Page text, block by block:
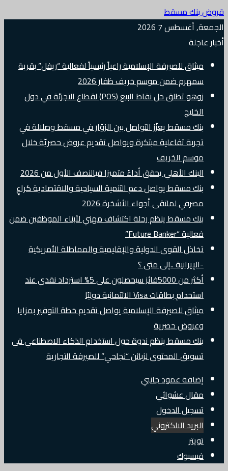
قروض بنك مسقط
الجمعة, أغسطس 7 2026
أخبار عاجلة
ميثاق للصيرفة الإسلامية راعياً رئيسياً لفعالية “ريفل” بقرية
سمهرم ضمن موسم خريف ظفار 2026
زوهو تطلق حل نقاط البيع (POS) لقطاع التجزئة في دول
الخليج
بنك مسقط يعزّز التواصل بين الزوّار في مسقط وصلالة في
تجربة تفاعلية مبتكرة ويواصل تقديم عروض حصريّة خلال
موسم الخريف
البنك الأهلي يحقق أداءً متميزا فيالنصف الأول من 2026
بنك مسقط يواصل دعم التنمية السياحية والاقتصادية كراعٍ
مصرفي لملتقى أجواء الأشخرة 2026
بنك مسقط ينظم رحلة اكتشاف مهني لأبناء الموظفين ضمن
فعالية “Future Banker”
تخاذل القوى الدولية والإقليمية والمماطلة الأمريكية
-الإيرانية ..إلى متى ؟
أكثر من 5000فائز سيحصلون على 5% استرداد نقدي عند
استخدام بطاقات Visa الائتمانية دوليًا
ميثاق للصيرفة الإسلامية يواصل تقديم خطة التوفير بمزايا
وعروض حصرية
بنك مسقط ينظم ندوة حول استخدام الذكاء الاصطناعي في
تسويق المحتوى لزبائن “نجاحي” للصيرفة التجارية
إضافة عمود جانبي
مقال عشوائي
تسجيل الدخول
البريد الالكتروني
تويتر
فيسبوك